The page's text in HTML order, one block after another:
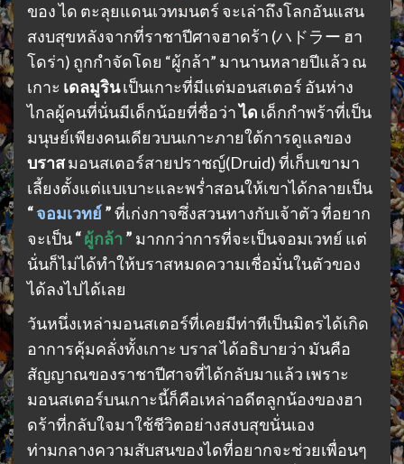
ของ ได ตะลุยแดนเวทมนตร์ จะเล่าถึงโลกอันแสน
สงบสุขหลังจากที่ราชาปีศาจฮาดร้า (ハドラー ฮา
โดร่า) ถูกกำจัดโดย “ผู้กล้า” มานานหลายปีแล้ว ณ
เกาะ เดลมูรินเป็นเกาะที่มีแต่มอนสเตอร์ อันห่าง
ไกลผู้คนที่นั่นมีเด็กน้อยที่ชื่อว่าได เด็กกำพร้าที่เป็น
มนุษย์เพียงคนเดียวบนเกาะภายใต้การดูแลของ
บราสมอนสเตอร์สายปราชญ์(Druid) ที่เก็บเขามา
เลี้ยงตั้งแต่แบเบาะและพร่ำสอนให้เขาได้กลายเป็น
“จอมเวทย์ ”ที่เก่งกาจซึ่งสวนทางกับเจ้าตัว ที่อยาก
จะเป็น“ผู้กล้า ” มากกว่าการที่จะเป็นจอมเวทย์ แต่
นั่นก็ไม่ได้ทำให้บราสหมดความเชื่อมั่นในตัวของ
ได้ลงไปได้เลย
วันหนึ่งเหล่ามอนสเตอร์ที่เคยมีท่าทีเป็นมิตรได้เกิด
อาการคุ้มคลั่งทั้งเกาะ บราส ได้อธิบายว่า มันคือ
สัญญาณของราชาปีศาจที่ได้กลับมาแล้ว เพราะ
มอนสเตอร์บนเกาะนี้ก็คือเหล่าอดีตลูกน้องของฮา
ดร้าที่กลับใจมาใช้ชีวิตอย่างสงบสุขนั่นเอง
ท่ามกลางความสับสนของไดที่อยากจะช่วยเพื่อนๆ